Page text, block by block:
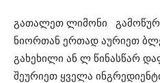
გათალეთ ლიმონი
ნიორთან ერთად აურიეთ
გახეხილი ან ლ წინასწარ
შეურიეთ ყველა